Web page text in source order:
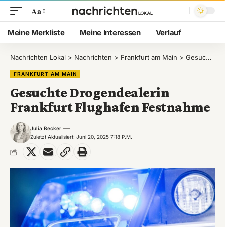
Aa
Meine Merkliste Meine Interessen Verlauf
Nachrichten Lokal > Nachrichten > Frankfurt am Main > Gesuchte Drogendealerin Frankfurt Flughafen Festnahme
FRANKFURT AM MAIN
Gesuchte Drogendealerin
Frankfurt Flughafen Festnahme
Zuletzt Aktualisiert: Juni 20, 2025 7:18 P.m.
Julia Becker